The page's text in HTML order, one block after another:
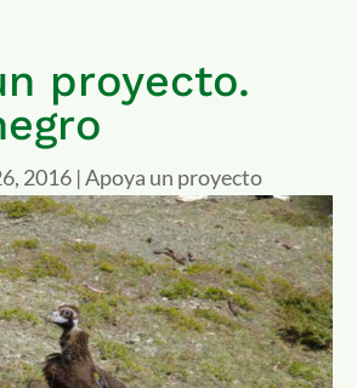
proyecto.
2016 |Apoya un proyecto